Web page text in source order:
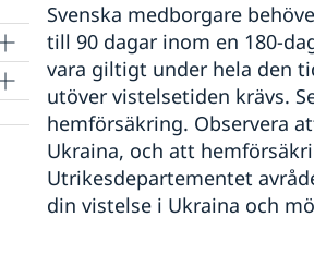
Svenska medborgare
till 90 dagar inom en 180-
vara giltigt under hela den
utöver vistelsetiden krävs.
hemförsäkring. Observera
Ukraina, och att
Utrikesdepartementet
din vistelse i Ukraina och